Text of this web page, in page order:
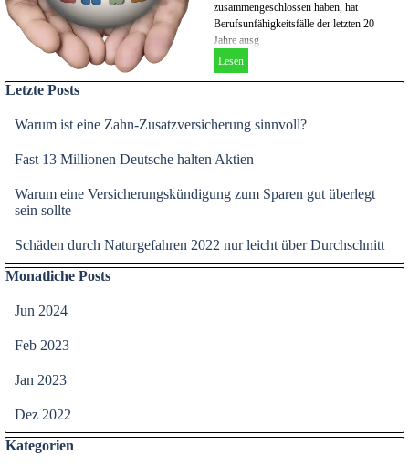
zusammengeschlossen haben, hat
Berufsunfähigkeitsfälle der letzten 20
Jahre ausg
Lesen
Block überspringen Letzte Posts
Letzte Posts
Warum ist eine Zahn-Zusatzversicherung sinnvoll?
Fast 13 Millionen Deutsche halten Aktien
Warum eine Versicherungskündigung zum Sparen gut überlegt
sein sollte
Schäden durch Naturgefahren 2022 nur leicht über Durchschnitt
Block überspringen Monatliche Posts
Monatliche Posts
Jun 2024
Feb 2023
Jan 2023
Dez 2022
Block überspringen Kategorien
Kategorien